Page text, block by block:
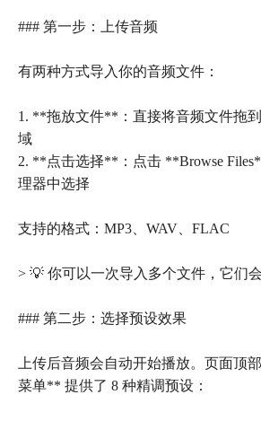
### 第一步：上传音频
有两种方式导入你的音频文件：
1. **拖放文件**：直接将音频文件拖
域
2. **点击选择**：点击 **Browse
理器中选择
支持的格式：MP3、WAV、FLAC
> 💡 你可以一次导入多个文件，它们
### 第二步：选择预设效果
上传后音频会自动开始播放。页面顶
菜单** 提供了 8 种精调预设：